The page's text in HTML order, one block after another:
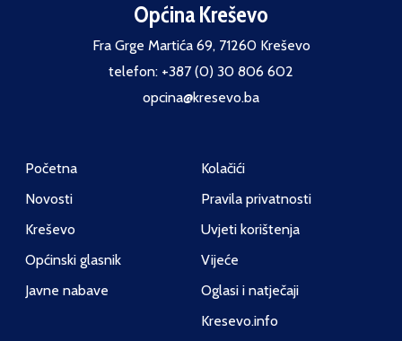
Općina Kreševo
Fra Grge Martića 69, 71260 Kreševo
telefon: +387 (0) 30 806 602
opcina@kresevo.ba
Početna
Novosti
Kreševo
Općinski glasnik
Javne nabave
Kolačići
Pravila privatnosti
Uvjeti korištenja
Vijeće
Oglasi i natječaji
Kresevo.info